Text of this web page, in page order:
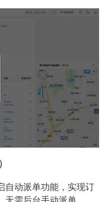
自动派单功能，实现订
需后台手动派单。